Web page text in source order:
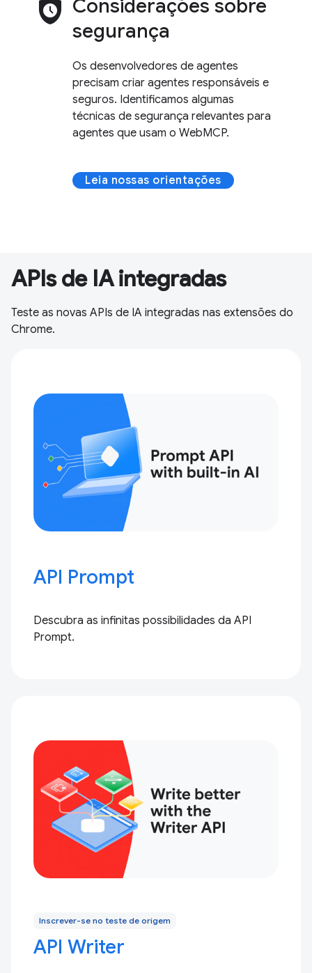
safety_check Considerações sobre
segurança
Os desenvolvedores de agentes
precisam criar agentes responsáveis e
seguros. Identificamos algumas
técnicas de segurança relevantes para
agentes que usam o WebMCP.
Leia nossas orientações
APIs de IA integradas
Teste as novas APIs de IA integradas nas extensões do
Chrome.
API Prompt
Descubra as infinitas possibilidades da API
Prompt.
Inscrever-se no teste de origem
API Writer